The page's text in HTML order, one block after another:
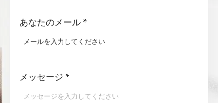
あなたのメール *
メッセージ *